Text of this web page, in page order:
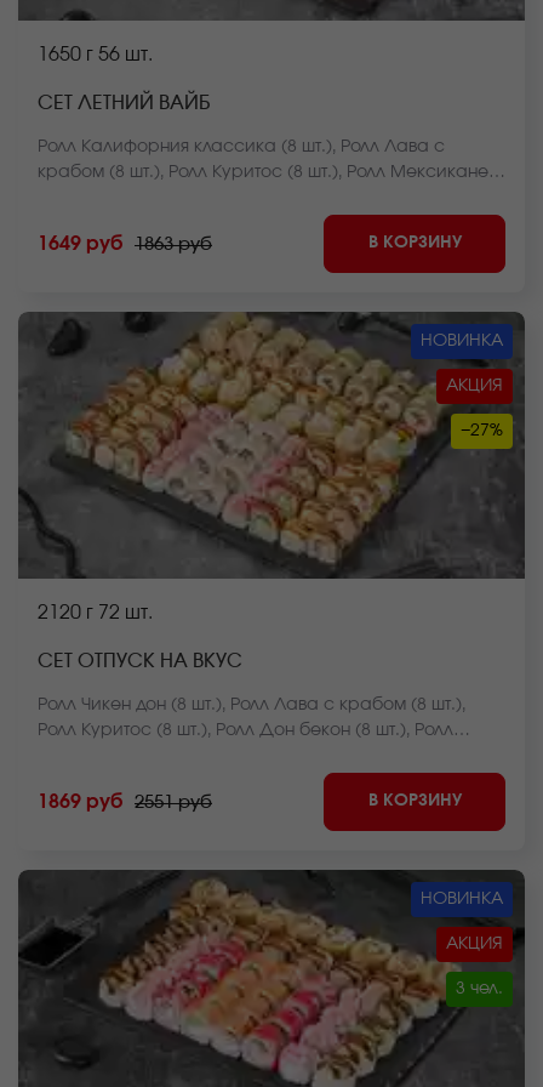
1650 г 56 шт.
СЕТ ЛЕТНИЙ ВАЙБ
Ролл Калифорния классика (8 шт.), Ролл Лава с
крабом (8 шт.), Ролл Куритос (8 шт.), Ролл Мексиканец
Чесночный цезарь ролл (8 шт.), Ролл Оливье темпура
(8 шт.) *Внешний вид блюда может отличаться от фото
1649 руб 1863 руб В КОРЗИНУ
НОВИНКА
АКЦИЯ
−27%
2120 г 72 шт.
СЕТ ОТПУСК НА ВКУС
Ролл Чикен дон (8 шт.), Ролл Лава с крабом (8 шт.),
Ролл Куритос (8 шт.), Ролл Дон бекон (8 шт.), Ролл
курицей запеченный (8 шт.), Ролл Оливье темпура (8
шт.), Ролл Калифорния темпура (8 шт.), Ролл Лосось
фри темпура (8 шт.) *Внешний вид блюда может
1869 руб 2551 руб В КОРЗИНУ
НОВИНКА
АКЦИЯ
3 чел.